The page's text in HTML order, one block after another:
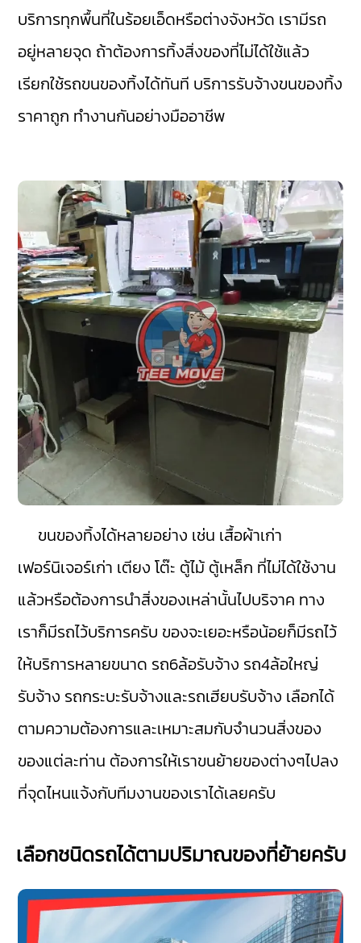
บริการทุกพื้นที่ในร้อยเอ็ดหรือต่างจังหวัด เรามีรถ
อยู่หลายจุด ถ้าต้องการทิ้งสิ่งของที่ไม่ได้ใช้แล้ว
เรียกใช้รถขนของทิ้งได้ทันที บริการรับจ้างขนของทิ้ง
ราคาถูก ทำงานกันอย่างมืออาชีพ
ขนของทิ้งได้หลายอย่าง เช่น เสื้อผ้าเก่า
เฟอร์นิเจอร์เก่า เตียง โต๊ะ ตู้ไม้ ตู้เหล็ก ที่ไม่ได้ใช้งาน
แล้วหรือต้องการนำสิ่งของเหล่านั้นไปบริจาค ทาง
เราก็มีรถไว้บริการครับ ของจะเยอะหรือน้อยก็มีรถไว้
ให้บริการหลายขนาด รถ6ล้อรับจ้าง รถ4ล้อใหญ่
รับจ้าง รถกระบะรับจ้างและรถเฮียบรับจ้าง เลือกได้
ตามความต้องการและเหมาะสมกับจำนวนสิ่งของ
ของแต่ละท่าน ต้องการให้เราขนย้ายของต่างๆไปลง
ที่จุดไหนแจ้งกับทีมงานของเราได้เลยครับ
เลือกชนิดรถได้ตามปริมาณของที่ย้ายครับ